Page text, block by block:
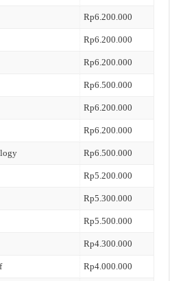
Rp6.200.000
Rp6.200.000
Rp6.200.000
Rp6.500.000
Rp6.200.000
Rp6.200.000
Rp6.500.000
Rp5.200.000
Rp5.300.000
Rp5.500.000
Rp4.300.000
Rp4.000.000